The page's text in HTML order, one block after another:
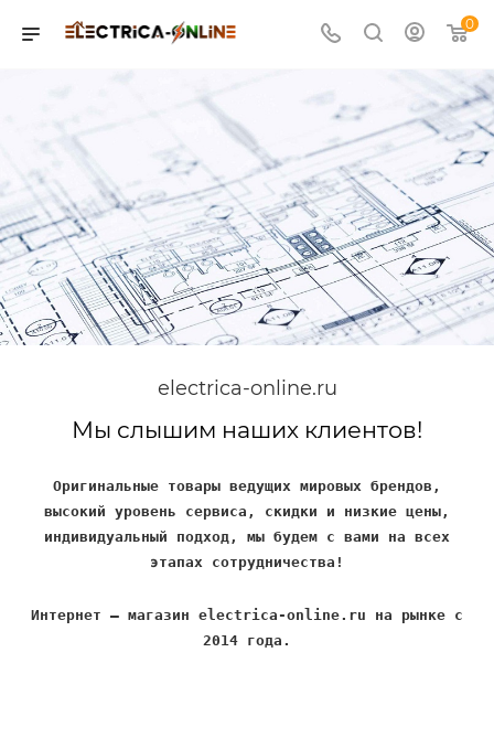
0
electrica-online.ru
Мы слышим наших клиентов!
Оригинальные товары ведущих мировых брендов,
высокий уровень сервиса, скидки и низкие цены,
индивидуальный подход, мы будем с вами на всех
этапах сотрудничества!
Интернет – магазин electrica-online.ru на рынке с
2014 года.